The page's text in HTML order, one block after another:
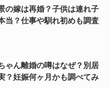
の嫁は再婚？子供は連れ子
当？仕事や馴れ初めも調査
ゃん離婚の噂はなぜ？別居
？妊娠何ヶ月かも調べてみ